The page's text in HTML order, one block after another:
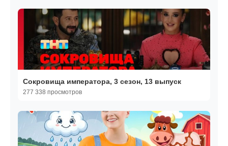
Сокровища императора, 3 сезон, 13 выпуск
277 338 просмотров